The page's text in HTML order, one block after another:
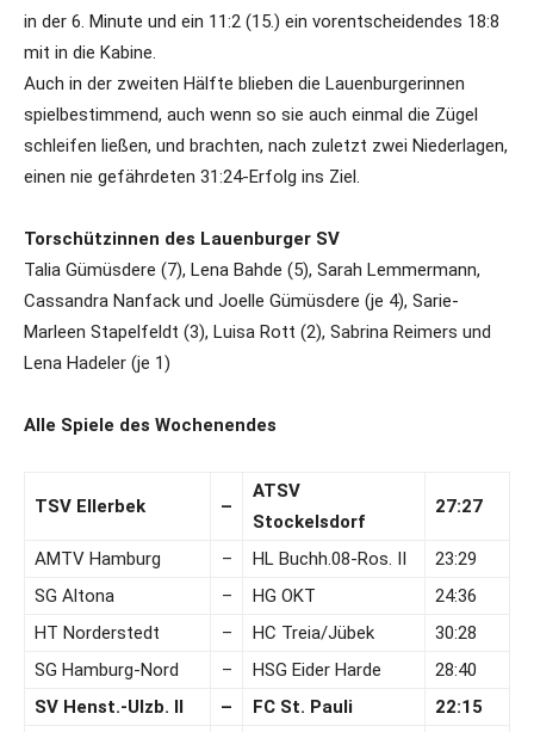
in der 6. Minute und ein 11:2 (15.) ein vorentscheidendes 18:8
mit in die Kabine.
Auch in der zweiten Hälfte blieben die Lauenburgerinnen
spielbestimmend, auch wenn so sie auch einmal die Zügel
schleifen ließen, und brachten, nach zuletzt zwei Niederlagen,
einen nie gefährdeten 31:24-Erfolg ins Ziel.
Torschützinnen des Lauenburger SV
Talia Gümüsdere (7), Lena Bahde (5), Sarah Lemmermann,
Cassandra Nanfack und Joelle Gümüsdere (je 4), Sarie-
Marleen Stapelfeldt (3), Luisa Rott (2), Sabrina Reimers und
Lena Hadeler (je 1)
Alle Spiele des Wochenendes
TSV Ellerbek –
ATSV
Stockelsdorf
27:27
AMTV Hamburg – HL Buchh.08-Ros. II
23:29
SG Altona
– HG OKT
24:36
HT Norderstedt
– HC Treia/Jübek
30:28
SG Hamburg-Nord
– HSG Eider Harde
28:40
SV Henst.-Ulzb. II
– FC St. Pauli
22:15